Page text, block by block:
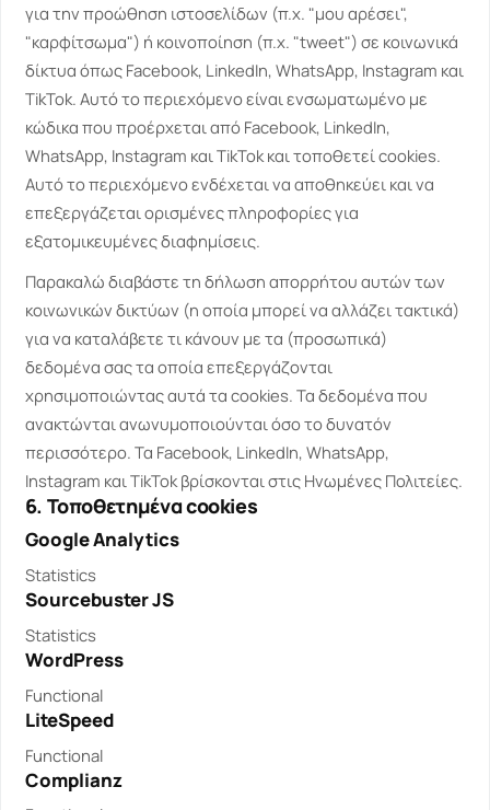
για την προώθηση ιστοσελίδων (π.χ. "μου αρέσει",
"καρφίτσωμα") ή κοινοποίηση (π.χ. "tweet") σε κοινωνικά
δίκτυα όπως Facebook, LinkedIn, WhatsApp, Instagram και
TikTok. Αυτό το περιεχόμενο είναι ενσωματωμένο με
κώδικα που προέρχεται από Facebook, LinkedIn,
WhatsApp, Instagram και TikTok και τοποθετεί cookies.
Αυτό το περιεχόμενο ενδέχεται να αποθηκεύει και να
επεξεργάζεται ορισμένες πληροφορίες για
εξατομικευμένες διαφημίσεις.
Παρακαλώ διαβάστε τη δήλωση απορρήτου αυτών των
κοινωνικών δικτύων (η οποία μπορεί να αλλάζει τακτικά)
για να καταλάβετε τι κάνουν με τα (προσωπικά)
δεδομένα σας τα οποία επεξεργάζονται
χρησιμοποιώντας αυτά τα cookies. Τα δεδομένα που
ανακτώνται ανωνυμοποιούνται όσο το δυνατόν
περισσότερο. Τα Facebook, LinkedIn, WhatsApp,
Instagram και TikTok βρίσκονται στις Ηνωμένες Πολιτείες.
6. Τοποθετημένα cookies
Google Analytics
Statistics
Consent
to
service
google-
analytics
Sourcebuster JS
Statistics
Consent
to
service
sourcebuster-
js
WordPress
Functional
Consent
to
service
LiteSpeed
Functional
Consent
Complianz